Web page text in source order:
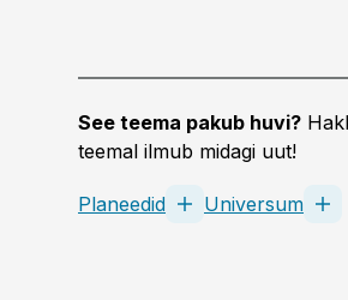
See teema pakub huvi?
teemal ilmub midagi uut!
Planeedid Universum